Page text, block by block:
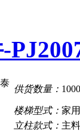
供货数量： 1000
楼梯型式： 家
立柱款式： 主